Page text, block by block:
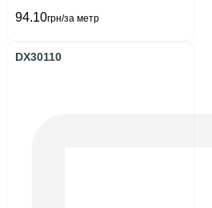
94.10грн/за метр
DX30110